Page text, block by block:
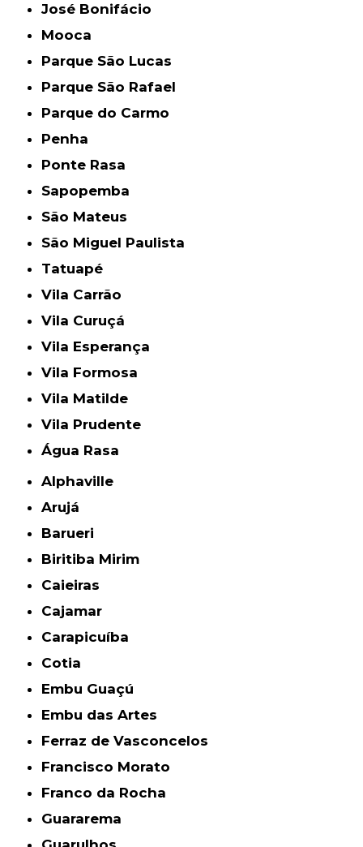
José Bonifácio
Mooca
Parque São Lucas
Parque São Rafael
Parque do Carmo
Penha
Ponte Rasa
Sapopemba
São Mateus
São Miguel Paulista
Tatuapé
Vila Carrão
Vila Curuçá
Vila Esperança
Vila Formosa
Vila Matilde
Vila Prudente
Água Rasa
Alphaville
Arujá
Barueri
Biritiba Mirim
Caieiras
Cajamar
Carapicuíba
Cotia
Embu Guaçú
Embu das Artes
Ferraz de Vasconcelos
Francisco Morato
Franco da Rocha
Guararema